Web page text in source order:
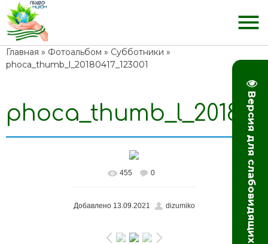
Версия для слабовидящих
menu
Главная » Фотоальбом » Субботники »
phoca_thumb_l_20180417_123001
В реальном размере
640x480/ 89.9Kb
455 0
Добавлено13.09.2021 dizumiko